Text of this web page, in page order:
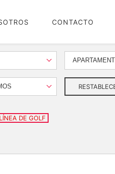
CONTACTO
DE GOLF